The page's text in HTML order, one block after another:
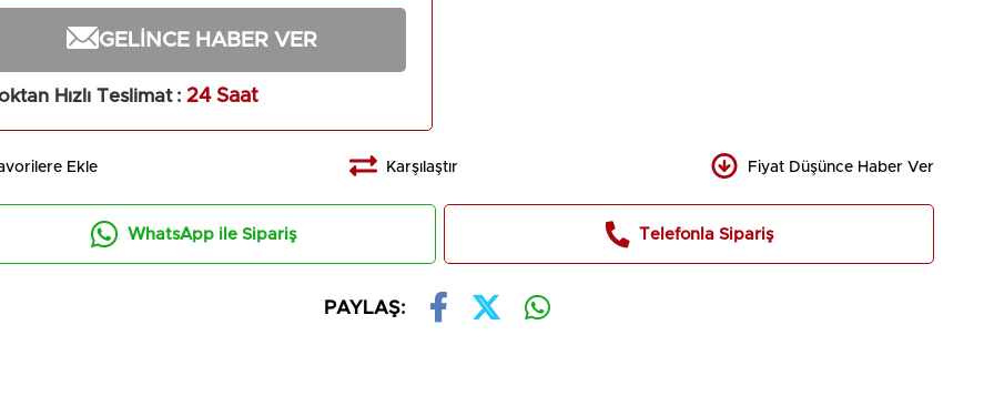
GELINCE HABER VER
Hızlı Teslimat : 24 Saat
Ekle Karşılaştır Fiyat Düşünce Haber Ver
WhatsApp ile Sipariş Telefonla Sipariş
PAYLAŞ: